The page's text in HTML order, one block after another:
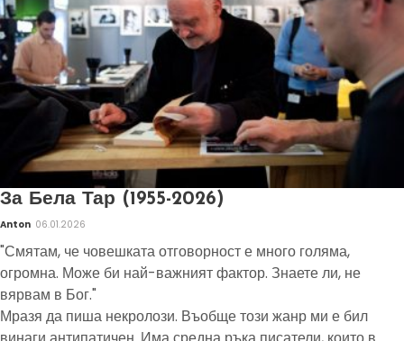
За Бела Тар (1955-2026)
Anton 06.01.2026
"Смятам, че човешката отговорност е много голяма,
огромна. Може би най-важният фактор. Знаете ли, не
вярвам в Бог."
Мразя да пиша некролози. Въобще този жанр ми е бил